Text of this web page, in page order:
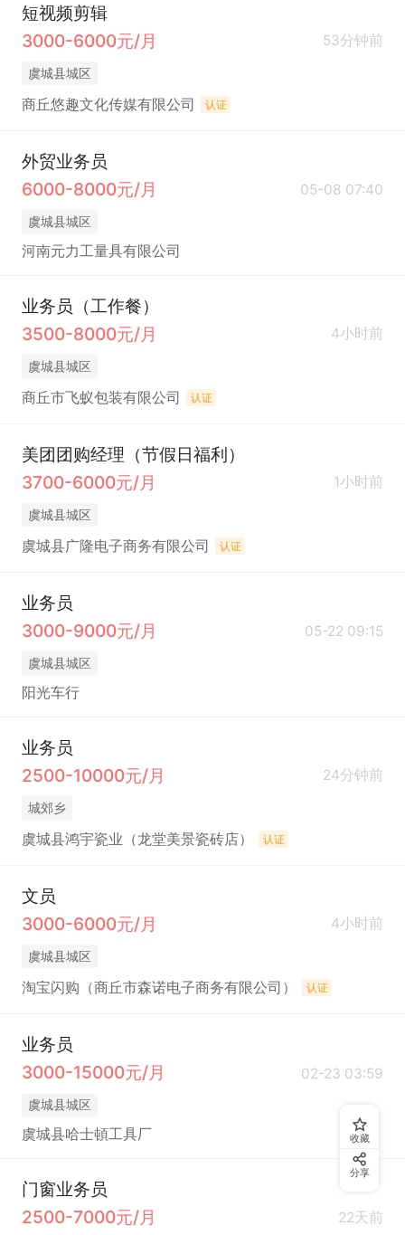
短视频剪辑
3000-6000元/月
53分钟前
虞城县城区
商丘悠趣文化传媒有限公司 认证
外贸业务员
6000-8000元/月
05-08 07:40
虞城县城区
河南元力工量具有限公司
业务员（工作餐）
3500-8000元/月
4小时前
虞城县城区
商丘市飞蚁包装有限公司 认证
美团团购经理（节假日福利）
3700-6000元/月
1小时前
虞城县城区
虞城县广隆电子商务有限公司 认证
业务员
3000-9000元/月
05-22 09:15
虞城县城区
阳光车行
业务员
2500-10000元/月
24分钟前
城郊乡
虞城县鸿宇瓷业（龙堂美景瓷砖店） 认证
文员
3000-6000元/月
4小时前
虞城县城区
淘宝闪购（商丘市森诺电子商务有限公司） 认证
业务员
3000-15000元/月
02-23 03:59
虞城县城区
虞城县哈士頓工具厂
门窗业务员
2500-7000元/月
22天前
收藏
分享